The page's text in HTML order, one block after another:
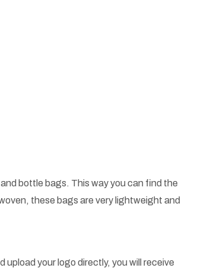
bottle bags. This way you can find the
these bags are very lightweight and
your logo directly, you will receive